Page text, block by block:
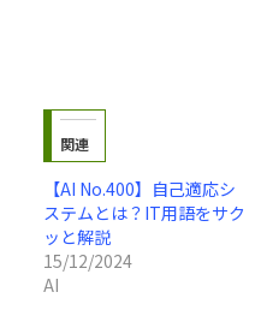
関連
【AI No.400】自己適応シ
ステムとは？IT用語をサク
ッと解説
15/12/2024
AI